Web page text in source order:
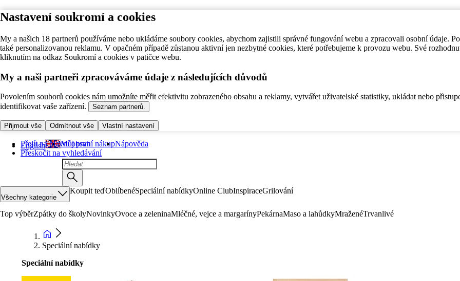
Nastavení soukromí a cookies
My a našich 18 partnerů používáme nebo ukládáme soubory cookies, abychom zajistili správné fungování webu a zpracovali osobní údaje.
také personalizovanou reklamu. V opačném případě zůstanou aktivní jen nezbytné cookies, které potřebujeme k provozu webu. Své
kliknutím na odkaz Soukromí a cookies v patičce webu.
My a naši partneři zpracováváme údaje z následujících důvodů
Povolením souborů cookies nám umožníte měřit efektivitu zobrazeného obsahu a reklamy, vytvářet uživatelské statistiky, ukládat nebo
identifikovat vaše zařízení.
Seznam partnerů.
Přijmout vše Odmítnout vše Vlastní nastavení
Přejít na hlavní obsah
Přeskočit na vyhledávání
English Můj první nákupNápověda
Všechny kategorie
Koupit teďOblíbenéSpeciální nabídkyOnline ClubInspiraceGrilování
Top výběrZpátky do školyNovinkyOvoce a zeleninaMléčné, vejce a margarínyPekárnaMaso a lahůdkyMraženéTrvanlivé
Speciální nabídky
Speciální nabídky